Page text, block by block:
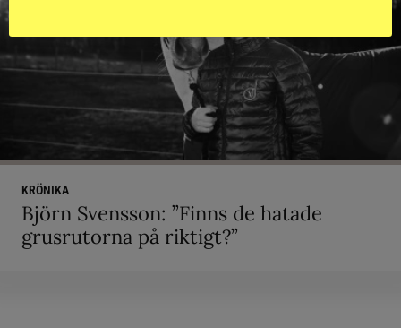
KRÖNIKA
Björn Svensson: ”Finns de hatade
grusrutorna på riktigt?”